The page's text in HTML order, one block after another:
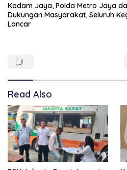
Kodam Jaya, Polda Metro Jaya
Dukungan Masyarakat, Seluruh
Lancar
Read Also